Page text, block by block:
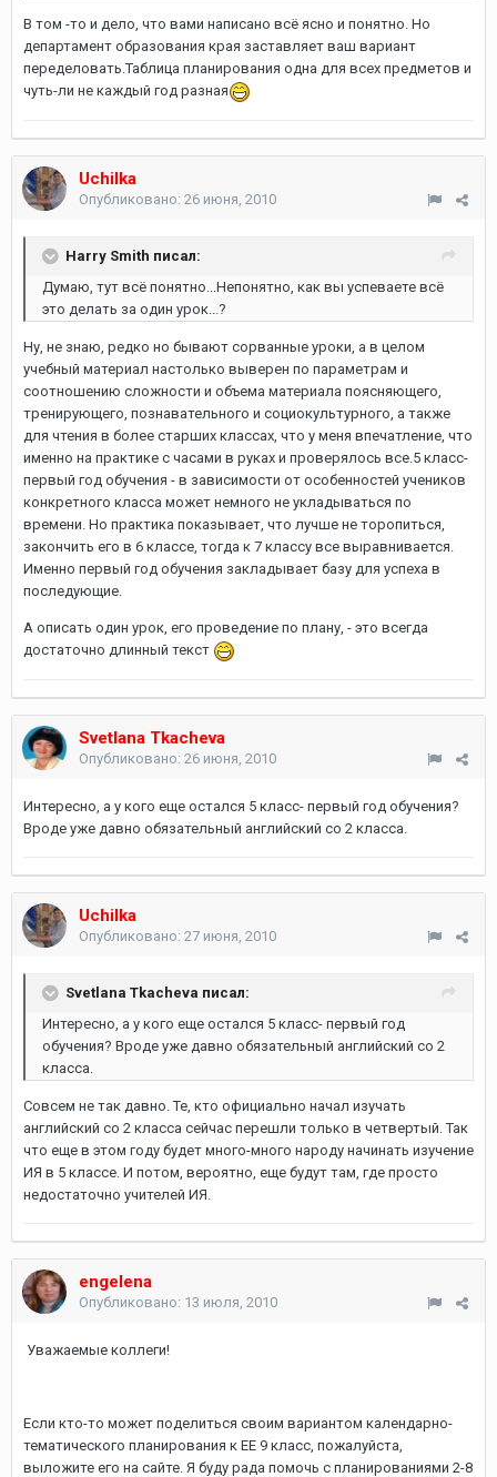
В том -то и дело, что вами написано всё ясно и понятно. Но
департамент образования края заставляет ваш вариант
переделовать.Таблица планирования одна для всех предметов и
чуть-ли не каждый год разная
Uchilka
Опубликовано: 26 июня, 2010
Harry Smith писал:
Думаю, тут всё понятно...Непонятно, как вы успеваете всё
это делать за один урок...?
Ну, не знаю, редко но бывают сорванные уроки, а в целом
учебный материал настолько выверен по параметрам и
соотношению сложности и объема материала поясняющего,
тренирующего, познавательного и социокультурного, а также
для чтения в более старших классах, что у меня впечатление, что
именно на практике с часами в руках и проверялось все.5 класс-
первый год обучения - в зависимости от особенностей учеников
конкретного класса может немного не укладываться по
времени. Но практика показывает, что лучше не торопиться,
закончить его в 6 классе, тогда к 7 классу все выравнивается.
Именно первый год обучения закладывает базу для успеха в
последующие.
А описать один урок, его проведение по плану, - это всегда
достаточно длинный текст
Svetlana Tkacheva
Опубликовано: 26 июня, 2010
Интересно, а у кого еще остался 5 класс- первый год обучения?
Вроде уже давно обязательный английский со 2 класса.
Uchilka
Опубликовано: 27 июня, 2010
Svetlana Tkacheva писал:
Интересно, а у кого еще остался 5 класс- первый год
обучения? Вроде уже давно обязательный английский со 2
класса.
Совсем не так давно. Те, кто официально начал изучать
английский со 2 класса сейчас перешли только в четвертый. Так
что еще в этом году будет много-много народу начинать изучение
ИЯ в 5 классе. И потом, вероятно, еще будут там, где просто
недостаточно учителей ИЯ.
engelena
Опубликовано: 13 июля, 2010
Уважаемые коллеги!
Если кто-то может поделиться своим вариантом календарно-
тематического планирования к ЕЕ 9 класс, пожалуйста,
выложите его на сайте. Я буду рада помочь с планированиями 2-8